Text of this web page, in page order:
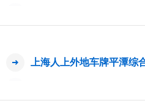
上海人上外地车牌平潭综